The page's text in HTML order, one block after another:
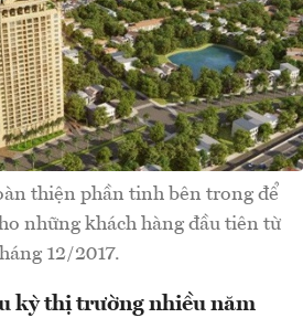
thiện phần tinh bên trong để
những khách hàng đầu tiên từ
12/2017.
kỳ thị trường nhiều năm